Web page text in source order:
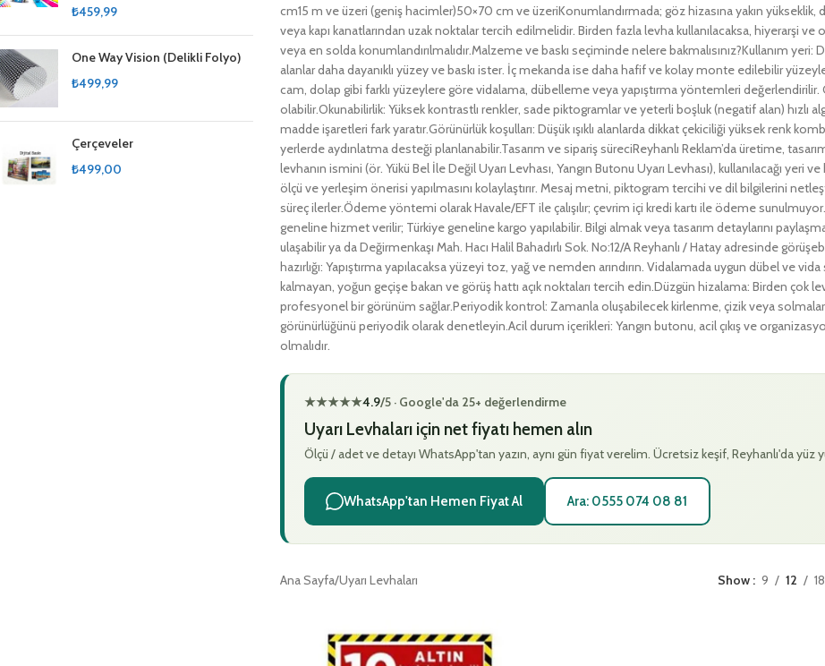
₺459,99
One Way Vision (Delikli Folyo)
₺499,99
Çerçeveler
₺499,00
cm15 m ve üzeri (geniş hacimler)50×70 cm ve üzeriKonumlandırmada; göz hizasına yakın
veya kapı kanatlarından uzak noktalar tercih edilmelidir. Birden fazla levha kullanılacaksa, hiyerarşi ve
veya en solda konumlandırılmalıdır.Malzeme ve baskı seçiminde nelere bakmalısınız?Kullanım
alanlar daha dayanıklı yüzey ve baskı ister. İç mekanda ise daha hafif ve kolay monte edilebilir
cam, dolap gibi farklı yüzeylere göre vidalama, dübelleme veya yapıştırma yöntemleri değerlendirilir.
olabilir.Okunabilirlik: Yüksek kontrastlı renkler, sade piktogramlar ve yeterli boşluk (negatif alan) hızlı
madde işaretleri fark yaratır.Görünürlük koşulları: Düşük ışıklı alanlarda dikkat çekiciliği yüksek renk
yerlerde aydınlatma desteği planlanabilir.Tasarım ve sipariş süreciReyhanlı Reklam’da üretime,
levhanın ismini (ör. Yükü Bel İle Değil Uyarı Levhası, Yangın Butonu Uyarı Levhası), kullanılacağı
ölçü ve yerleşim önerisi yapılmasını kolaylaştırır. Mesaj metni, piktogram tercihi ve dil bilgilerini
süreç ilerler.Ödeme yöntemi olarak Havale/EFT ile çalışılır; çevrim içi kredi kartı ile ödeme sunulmuyor.
geneline hizmet verilir; Türkiye geneline kargo yapılabilir. Bilgi almak veya tasarım detaylarını
ulaşabilir ya da Değirmenkaşı Mah. Hacı Halil Bahadırlı Sok. No:12/A Reyhanlı / Hatay adresinde
hazırlığı: Yapıştırma yapılacaksa yüzeyi toz, yağ ve nemden arındırın. Vidalamada uygun dübel ve vida
kalmayan, yoğun geçişe bakan ve görüş hattı açık noktaları tercih edin.Düzgün hizalama: Birden çok
profesyonel bir görünüm sağlar.Periyodik kontrol: Zamanla oluşabilecek kirlenme, çizik veya
görünürlüğünü periyodik olarak denetleyin.Acil durum içerikleri: Yangın butonu, acil çıkış ve
olmalıdır.
★★★★★4.9/5 · Google'da 25+ değerlendirme
Uyarı Levhaları için net fiyatı hemen alın
Ölçü / adet ve detayı WhatsApp'tan yazın, aynı gün fiyat verelim. Ücretsiz keşif, Reyhanlı'da yüz
WhatsApp'tan Hemen Fiyat Al Ara: 0555 074 08 81
Ana Sayfa Uyarı Levhaları Show 9 12 18